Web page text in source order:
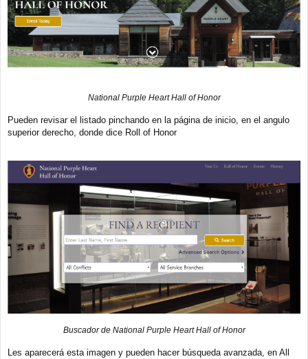
National Purple Heart Hall of Honor
Pueden revisar el listado pinchando en la página de inicio, en el angulo
superior derecho, donde dice Roll of Honor
Buscador de National Purple Heart Hall of Honor
Les aparecerá esta imagen y pueden hacer búsqueda avanzada, en All